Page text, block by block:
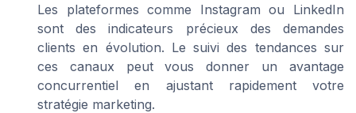
Les plateformes comme Instagram ou LinkedIn
sont des indicateurs précieux des demandes
clients en évolution. Le suivi des tendances sur
ces canaux peut vous donner un avantage
concurrentiel en ajustant rapidement votre
stratégie marketing.